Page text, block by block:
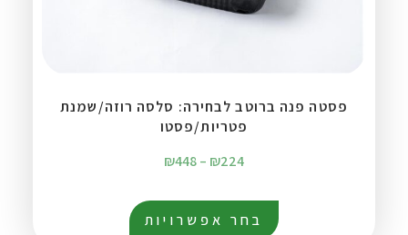
פסטה פנה ברוטב לבחירה: סלסה רוזה/שמנת
פטריות/פסטו
₪224
–
₪448
בחר אפשרויות